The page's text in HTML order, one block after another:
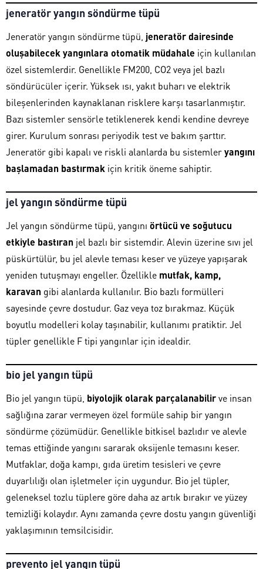
jeneratör yangın söndürme tüpü
Jeneratör yangın söndürme tüpü, jeneratör dairesinde
oluşabilecek yangınlara otomatik müdahale için kullanılan
özel sistemlerdir. Genellikle FM200, CO2 veya jel bazlı
söndürücüler içerir. Yüksek ısı, yakıt buharı ve elektrik
bileşenlerinden kaynaklanan risklere karşı tasarlanmıştır.
Bazı sistemler sensörle tetiklenerek kendi kendine devreye
girer. Kurulum sonrası periyodik test ve bakım şarttır.
Jeneratör gibi kapalı ve riskli alanlarda bu sistemleryangını
başlamadan bastırmak için kritik öneme sahiptir.
jel yangın söndürme tüpü
Jel yangın söndürme tüpü, yangını örtücü ve soğutucu
etkiyle bastıran jel bazlı bir sistemdir. Alevin üzerine sıvı jel
püskürtülür, bu jel alevle teması keser ve yüzeye yapışarak
yeniden tutuşmayı engeller. Özellikle mutfak, kamp,
karavan gibi alanlarda kullanılır. Bio bazlı formülleri
sayesinde çevre dostudur. Gaz veya toz bırakmaz. Küçük
boyutlu modelleri kolay taşınabilir, kullanımı pratiktir. Jel
tüpler genellikle F tipi yangınlar için idealdir.
bio jel yangın tüpü
Bio jel yangın tüpü, biyolojik olarak parçalanabilirve insan
sağlığına zarar vermeyen özel formüle sahip bir yangın
söndürme çözümüdür. Genellikle bitkisel bazlıdır ve alevle
temas ettiğinde yangını sararak oksijenle temasını keser.
Mutfaklar, doğa kampı, gıda üretim tesisleri ve çevre
duyarlılığı olan işletmeler için uygundur. Bio jel tüpler,
geleneksel tozlu tüplere göre daha az artık bırakır ve yüzey
temizliği kolaydır. Aynı zamanda çevre dostu yangın güvenliği
yaklaşımının temsilcisidir.
prevento jel yangın tüpü